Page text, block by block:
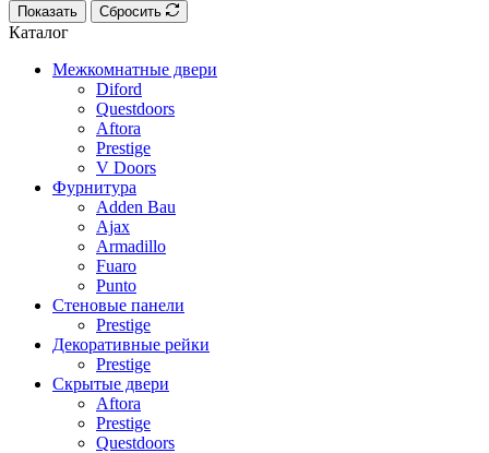
Показать Сбросить
Каталог
Межкомнатные двери
Diford
Questdoors
Aftora
Prestige
V Doors
Фурнитура
Adden Bau
Ajax
Armadillo
Fuaro
Punto
Стеновые панели
Prestige
Декоративные рейки
Prestige
Скрытые двери
Aftora
Prestige
Questdoors